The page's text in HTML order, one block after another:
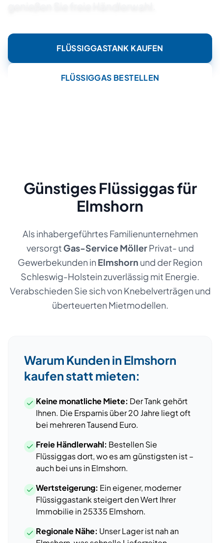
FLÜSSIGGASTANK KAUFEN
FLÜSSIGGAS BESTELLEN
Günstiges Flüssiggas für
Elmshorn
Als inhabergeführtes Familienunternehmen
versorgt Gas-Service MöllerPrivat- und
Gewerbekunden in Elmshorn und der Region
Schleswig-Holsteinzuverlässig mit Energie.
Verabschieden Sie sich von Knebelverträgen und
überteuerten Mietmodellen.
Warum Kunden in Elmshorn
kaufen statt mieten:
Keine monatliche Miete: Der Tank gehört
Ihnen. Die Ersparnis über 20 Jahre liegt oft
bei mehreren Tausend Euro.
Freie Händlerwahl: Bestellen Sie
Flüssiggas dort, wo es am günstigsten ist –
auch bei unsinElmshorn.
Wertsteigerung: Ein eigener, moderner
Flüssiggastank steigert den Wert Ihrer
Immobilie in25335 Elmshorn.
Regionale Nähe: Unser Lager ist nah an